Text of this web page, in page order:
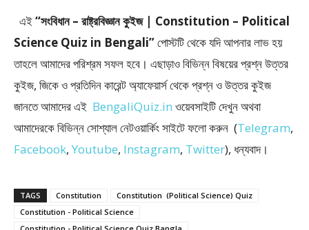
এই“সংবিধান – রাষ্ট্রবিজ্ঞান কুইজ | Constitution – Political
Science Quiz in Bengali”পোস্টটি থেকে যদি আপনার লাভ হয়
তাহলে আমাদের পরিশ্রম সফল হবে। এছাড়াও বিভিন্ন বিষয়ের প্রশ্ন উত্তর
কুইজ, জিকে ও প্রতিদিন কারেন্ট অ্যাফেয়ার্স থেকে প্রশ্ন ও উত্তর কুইজ
জানতে আমাদের এই BengaliQuiz.in ওয়েবসাইটি দেখুন অথবা
আমাদেরকে বিভিন্ন সোশ্যাল নেটওয়ার্কিং সাইটে ফলো করুন (Telegram,
Facebook, Youtube, Instagram, Twitter), ধন্যবাদ।
TAGS Constitution
Constitution (Political Science) Quiz
Constitution - Political Science